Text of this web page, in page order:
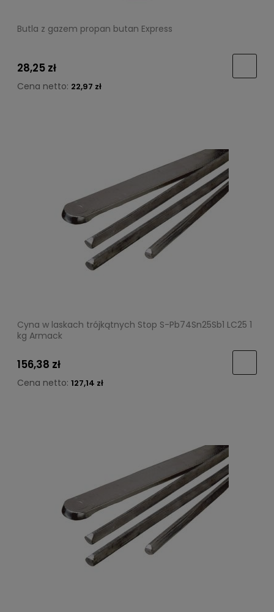
Butla z gazem propan butan Express
28,25 zł
Cena netto: 22,97 zł
Cyna w laskach trójkątnych Stop S-Pb74Sn25Sb1 LC25 1
kg Armack
156,38 zł
Cena netto: 127,14 zł